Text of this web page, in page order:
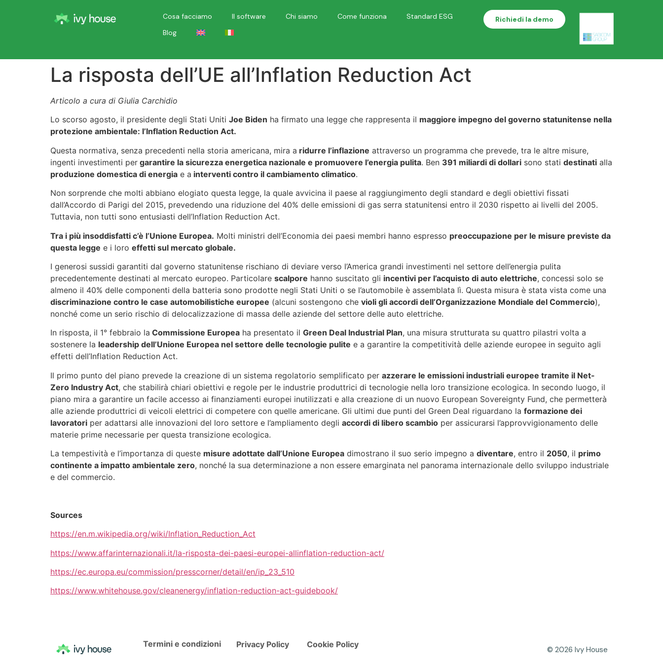
Cosa facciamo Il software Chi siamo Come funziona
Standard ESG
Blog
Richiedi la demo
La risposta dell’UE all’Inflation Reduction Act
Articolo a cura di Giulia Carchidio
Lo scorso agosto, il presidente degli Stati Uniti Joe Biden ha firmato una legge che rappresenta il maggiore impegno del governo statunitense nella
protezione ambientale: l’Inflation Reduction Act.
Questa normativa, senza precedenti nella storia americana, mira a ridurre l’inflazione attraverso un programma che prevede, tra le altre misure,
ingenti investimenti per garantire la sicurezza energetica nazionale e promuovere l’energia pulita. Ben 391 miliardi di dollari sono stati destinati alla
produzione domestica di energia e a interventi contro il cambiamento climatico.
Non sorprende che molti abbiano elogiato questa legge, la quale avvicina il paese al raggiungimento degli standard e degli obiettivi fissati
dall’Accordo di Parigi del 2015, prevedendo una riduzione del 40% delle emissioni di gas serra statunitensi entro il 2030 rispetto ai livelli del 2005.
Tuttavia, non tutti sono entusiasti dell’Inflation Reduction Act.
Tra i più insoddisfatti c’è l’Unione Europea. Molti ministri dell’Economia dei paesi membri hanno espresso preoccupazione per le misure previste da
questa legge e i loro effetti sul mercato globale.
I generosi sussidi garantiti dal governo statunitense rischiano di deviare verso l’America grandi investimenti nel settore dell’energia pulita
precedentemente destinati al mercato europeo. Particolare scalpore hanno suscitato gli incentivi per l’acquisto di auto elettriche, concessi solo se
almeno il 40% delle componenti della batteria sono prodotte negli Stati Uniti o se l’automobile è assemblata lì. Questa misura è stata vista come una
discriminazione contro le case automobilistiche europee (alcuni sostengono che violi gli accordi dell’Organizzazione Mondiale del Commercio),
nonché come un serio rischio di delocalizzazione di massa delle aziende del settore delle auto elettriche.
In risposta, il 1° febbraio la Commissione Europea ha presentato il Green Deal Industrial Plan, una misura strutturata su quattro pilastri volta a
sostenere la leadership dell’Unione Europea nel settore delle tecnologie pulite e a garantire la competitività delle aziende europee in seguito agli
effetti dell’Inflation Reduction Act.
Il primo punto del piano prevede la creazione di un sistema regolatorio semplificato per azzerare le emissioni industriali europee tramite il Net-
Zero Industry Act, che stabilirà chiari obiettivi e regole per le industrie produttrici di tecnologie nella loro transizione ecologica. In secondo luogo, il
piano mira a garantire un facile accesso ai finanziamenti europei inutilizzati e alla creazione di un nuovo European Sovereignty Fund, che permetterà
alle aziende produttrici di veicoli elettrici di competere con quelle americane. Gli ultimi due punti del Green Deal riguardano la formazione dei
lavoratori per adattarsi alle innovazioni del loro settore e l’ampliamento degli accordi di libero scambio per assicurarsi l’approvvigionamento delle
materie prime necessarie per questa transizione ecologica.
La tempestività e l’importanza di queste misure adottate dall’Unione Europea dimostrano il suo serio impegno a diventare, entro il 2050, il primo
continente a impatto ambientale zero, nonché la sua determinazione a non essere emarginata nel panorama internazionale dello sviluppo industriale
e del commercio.
Sources
https://en.m.wikipedia.org/wiki/Inflation_Reduction_Act
https://www.affarinternazionali.it/la-risposta-dei-paesi-europei-allinflation-reduction-act/
https://ec.europa.eu/commission/presscorner/detail/en/ip_23_510
https://www.whitehouse.gov/cleanenergy/inflation-reduction-act-guidebook/
Termini e condizioni Privacy Policy Cookie Policy
© 2026 Ivy House